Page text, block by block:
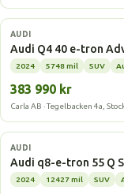
Elbil
AUDI
Audi Q4 40 e-tron
2024 5748 mil SUV
383 990 kr
Carla AB · Tegelbacken 4a,
Elbil
AUDI
Audi q8-e-tron 55 Q
2024 12427 mil SUV